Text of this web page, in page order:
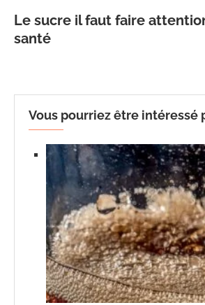
Le sucre il faut faire
santé
Vous pourriez être intéressé